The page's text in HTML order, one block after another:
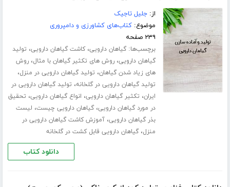
از:جلیل تاجیک
موضوع:کتاب‌های کشاورزی و دامپروری
۲۳۹ صفحه
برچسب‌ها:گیاهان دارویی،کاشت گیاهان دارویی، تولید
گیاهان دارویی،روش های تکثیر گیاهان با مثال،روش
های زیاد شدن گیاهان، تولید گیاهان دارویی در منزل،
تولید گیاهان دارویی در گلخانه، تولید گیاهان دارویی در
ایران، تکثیر گیاهان دارویی، انواع گیاهان دارویی، تحقیق
در مورد گیاهان دارویی،گیاهان دارویی چیست، لیست
بذر گیاهان دارویی،آموزش کاشت گیاهان دارویی در
منزل،گیاهان دارویی قابل کشت در گلخانه
دانلود کتاب